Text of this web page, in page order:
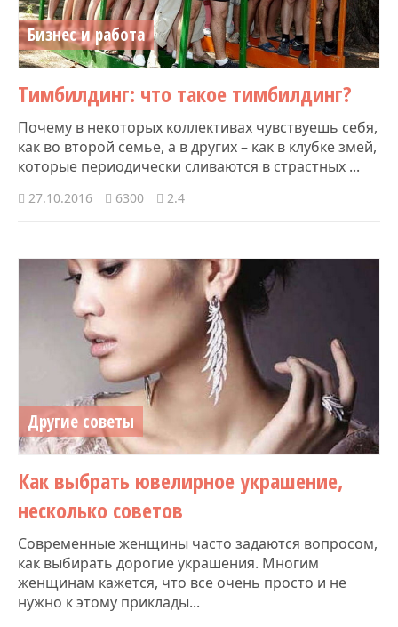
Бизнес и работа
Тимбилдинг: что такое тимбилдинг?
Почему в некоторых коллективах чувствуешь себя,
как во второй семье, а в других – как в клубке змей,
которые периодически сливаются в страстных ...
27.10.2016 6300 2.4
Другие советы
Как выбрать ювелирное украшение,
несколько советов
Современные женщины часто задаются вопросом,
как выбирать дорогие украшения. Многим
женщинам кажется, что все очень просто и не
нужно к этому приклады...